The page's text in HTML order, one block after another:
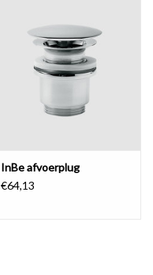
InBe afvoerplug
€64,13